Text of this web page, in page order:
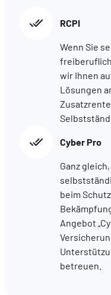
RCPI
Wenn Sie
wir Ihnen
Lösungen
Cyber Pro
Ganz
beim
Angebot
betreuen.